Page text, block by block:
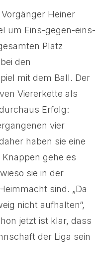
Heiner
um Eins-gegen-eins-
Platz
den
mit dem Ball. Der
Viererkette als
Erfolg:
vier
haben sie eine
gehe es
sie in der
sind. „Da
nicht aufhalten“,
jetzt ist klar, dass
der Liga sein